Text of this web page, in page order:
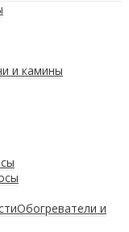
и камины
Обогреватели и